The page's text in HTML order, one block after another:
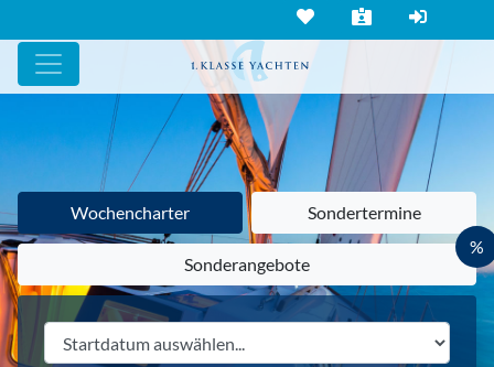
Wochencharter Sondertermine
Sonderangebote
%